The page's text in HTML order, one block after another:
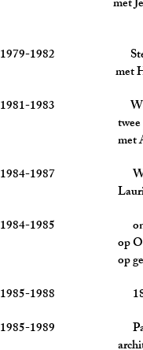
met Jenny
1979-1982
met
1981-1983
twee
met A.van
1984-1987
Laurierstraat
1984-1985 ontwerp
op Oostenburg ten
op gebied van
1985-1988 182
1985-1989